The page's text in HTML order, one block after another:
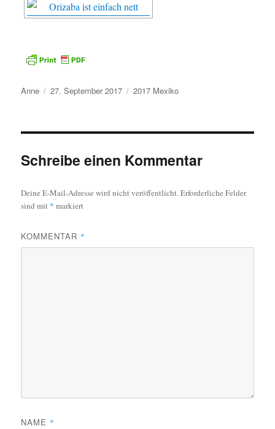
Autor
Anne
Veröffentlicht
27. September 2017 Kategorien
2017 Mexiko
Schreibe einen Kommentar
Deine E-Mail-Adresse wird nicht veröffentlicht.Erforderliche Felder
sind mit * markiert
KOMMENTAR *
NAME *